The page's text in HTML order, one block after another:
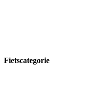
Fietscategorie